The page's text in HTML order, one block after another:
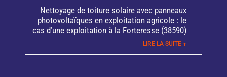
Nettoyage de toiture solaire avec panneaux
photovoltaïques en exploitation agricole : le
cas d’une exploitation à la Forteresse (38590)
LIRE LA SUITE +